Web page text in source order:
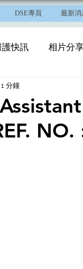
DSE專頁 最新消
護快訊 相片分
NO.
分鐘